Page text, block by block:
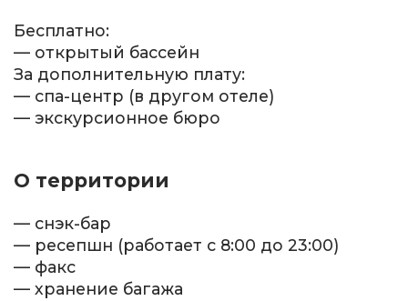
Бесплатно:
— открытый бассейн
За дополнительную плату:
— спа-центр (в другом отеле)
— экскурсионное бюро
О территории
— снэк-бар
— ресепшн (работает с 8:00 до 23:00)
— факс
— хранение багажа